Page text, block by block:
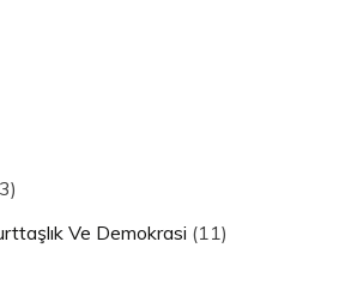
Ve Demokrasi (11)